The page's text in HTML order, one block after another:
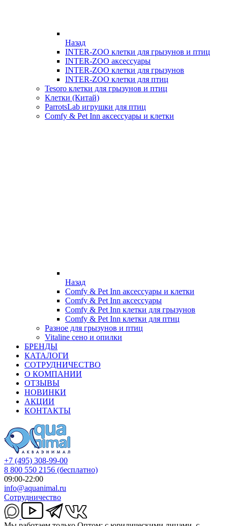
Назад
INTER-ZOO клетки для грызунов и птиц
INTER-ZOO аксессуары
INTER-ZOO клетки для грызунов
INTER-ZOO клетки для птиц
Tesoro клетки для грызунов и птиц
Клетки (Китай)
ParrotsLab игрушки для птиц
Comfy & Pet Inn аксессуары и клетки
Назад
Comfy & Pet Inn аксессуары и клетки
Comfy & Pet Inn аксессуары
Comfy & Pet Inn клетки для грызунов
Comfy & Pet Inn клетки для птиц
Разное для грызунов и птиц
Vitaline сено и опилки
БРЕНДЫ
КАТАЛОГИ
СОТРУДНИЧЕСТВО
О КОМПАНИИ
ОТЗЫВЫ
НОВИНКИ
АКЦИИ
КОНТАКТЫ
+7 (495) 308-99-00
8 800 550 2156 (бесплатно)
09:00-22:00
info@aquanimal.ru
Сотрудничество